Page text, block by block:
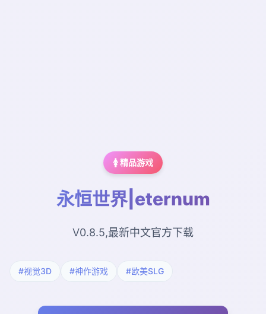
🚺 精品游戏
永恒世界|eternum
V0.8.5,最新中文官方下载
#视觉3D #神作游戏 #欧美SLG